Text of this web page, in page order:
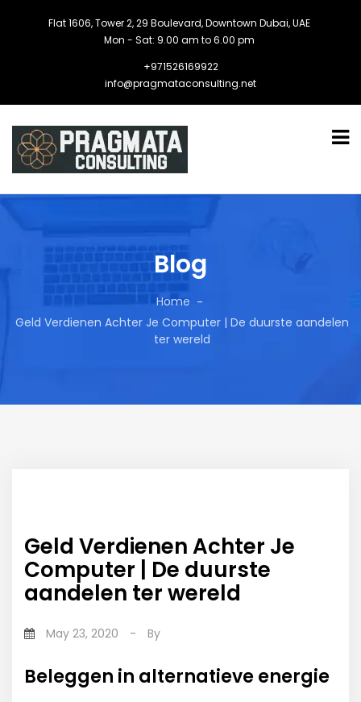
Flat 1606, Tower 2, 29 Boulevard, Downtown Dubai, UAE
Mon - Sat: 9.00 am to 6.00 pm
+971526169922
info@pragmataconsulting.net
Blog
Home
Geld Verdienen Achter Je Computer | De duurste aandelen
ter wereld
Geld Verdienen Achter Je
Computer | De duurste
aandelen ter wereld
May 23, 2020 - By
Beleggen in alternatieve energie